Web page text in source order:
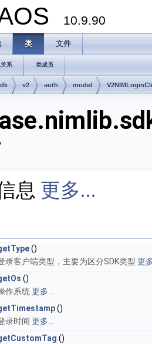
10.9.90
类 文件
系 类成员
v2 auth model
息 更多...
()
录客户端类型，主要为区分SDK类型 更
()
作系统更多...
()
录时间 更多...
()